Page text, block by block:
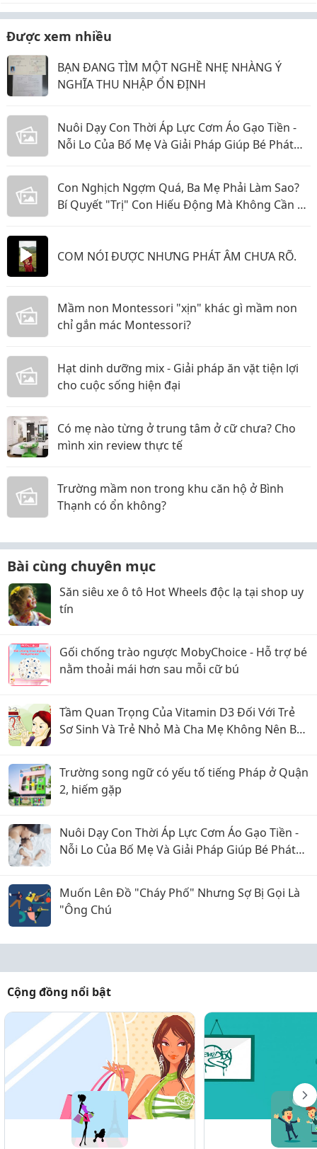
Được xem nhiều
BẠN ĐANG TÌM MỘT NGHỀ NHẸ NHÀNG Ý
NGHĨA THU NHẬP ỔN ĐỊNH
Nuôi Dạy Con Thời Áp Lực Cơm Áo Gạo Tiền -
Nỗi Lo Của Bố Mẹ Và Giải Pháp Giúp Bé Phát
Con Nghịch Ngợm Quá, Ba Mẹ Phải Làm Sao?
Bí Quyết "Trị" Con Hiếu Động Mà Không Cần La
COM NÓI ĐƯỢC NHƯNG PHÁT ÂM CHƯA RÕ.
Mầm non Montessori "xịn" khác gì mầm non
chỉ gắn mác Montessori?
Hạt dinh dưỡng mix - Giải pháp ăn vặt tiện lợi
cho cuộc sống hiện đại
Có mẹ nào từng ở trung tâm ở cữ chưa? Cho
mình xin review thực tế
Trường mầm non trong khu căn hộ ở Bình
Thạnh có ổn không?
Bài cùng chuyên mục
Săn siêu xe ô tô Hot Wheels độc lạ tại shop uy
tín
Gối chống trào ngược MobyChoice - Hỗ trợ bé
nằm thoải mái hơn sau mỗi cữ bú
Tầm Quan Trọng Của Vitamin D3 Đối Với Trẻ
Sơ Sinh Và Trẻ Nhỏ Mà Cha Mẹ Không Nên Bỏ
Trường song ngữ có yếu tố tiếng Pháp ở Quận
2, hiếm gặp
Nuôi Dạy Con Thời Áp Lực Cơm Áo Gạo Tiền -
Nỗi Lo Của Bố Mẹ Và Giải Pháp Giúp Bé Phát
Muốn Lên Đồ "Cháy Phố" Nhưng Sợ Bị Gọi Là
"Ông Chú
Cộng đồng nổi bật